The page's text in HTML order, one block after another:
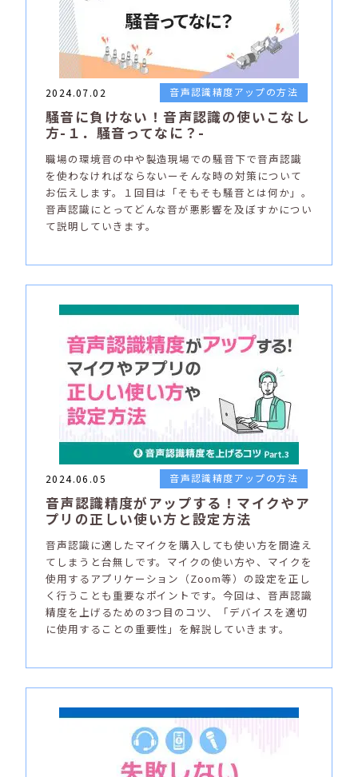
2024.07.02 音声認識精度アップの方法
騒音に負けない！音声認識の使いこなし
方-１．騒音ってなに？-
職場の環境音の中や製造現場での騒音下で音声認識
を使わなければならないーそんな時の対策について
お伝えします。１回目は「そもそも騒音とは何か」。
音声認識にとってどんな音が悪影響を及ぼすかについ
て説明していきます。
2024.06.05 音声認識精度アップの方法
音声認識精度がアップする！マイクやア
プリの正しい使い方と設定方法
音声認識に適したマイクを購入しても使い方を間違え
てしまうと台無しです。マイクの使い方や、マイクを
使用するアプリケーション（Zoom等）の設定を正し
く行うことも重要なポイントです。今回は、音声認識
精度を上げるための3つ目のコツ、「デバイスを適切
に使用することの重要性」を解説していきます。